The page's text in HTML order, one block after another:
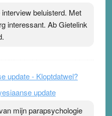
beluisterd. Met
interessant. Ab Gietelink
update - Kloptdatwel?
update
mijn parapsychologie